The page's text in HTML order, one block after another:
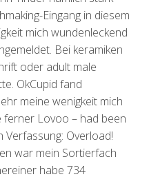
Eingang in diesem
mich wundenleckend
Bei keramiken
oder adult male
OkCupid fand
meine wenigkeit mich
Lovoo – had been
Verfassung: Overload!
war mein Sortierfach
habe 734